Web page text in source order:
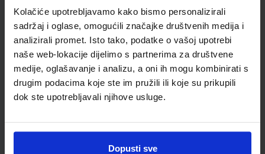
Kolačiće upotrebljavamo kako bismo personalizirali
sadržaj i oglase, omogućili značajke društvenih medija i
analizirali promet. Isto tako, podatke o vašoj upotrebi
naše web-lokacije dijelimo s partnerima za društvene
medije, oglašavanje i analizu, a oni ih mogu kombinirati s
drugim podacima koje ste im pružili ili koje su prikupili
dok ste upotrebljavali njihove usluge.
Dopusti sve
Newsletter prijava
Prijavite se kako bi primali informacije o novim